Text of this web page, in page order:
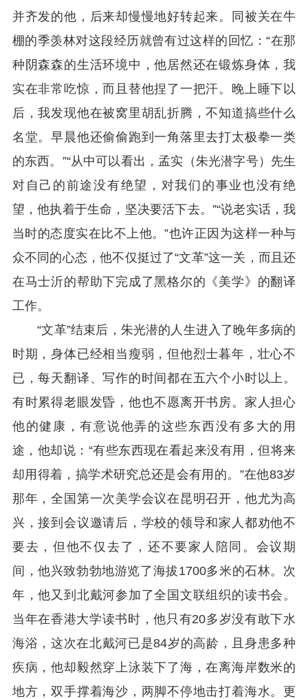
并齐发的他，后来却慢慢地好转起来。同被关在牛
棚的季羡林对这段经历就曾有过这样的回忆：“在那
种阴森森的生活环境中，他居然还在锻炼身体，我
实在非常吃惊，而且替他捏了一把汗。晚上睡下以
后，我发现他在被窝里胡乱折腾，不知道搞些什么
名堂。早晨他还偷偷跑到一角落里去打太极拳一类
的东西。”“从中可以看出，孟实（朱光潜字号）先生
对自己的前途没有绝望，对我们的事业也没有绝
望，他执着于生命，坚决要活下去。”“说老实话，我
当时的态度实在比不上他。”也许正因为这样一种与
众不同的心态，他不仅挺过了“文革”这一关，而且还
在马士沂的帮助下完成了黑格尔的《美学》的翻译
工作。
“文革”结束后，朱光潜的人生进入了晚年多病的
时期，身体已经相当瘦弱，但他烈士暮年，壮心不
已，每天翻译、写作的时间都在五六个小时以上。
有时累得老眼发昏，他也不愿离开书房。家人担心
他的健康，有意说他弄的这些东西没有多大的用
途，他却说：“有些东西现在看起来没有用，但将来
却用得着，搞学术研究总还是会有用的。”在他83岁
那年，全国第一次美学会议在昆明召开，他尤为高
兴，接到会议邀请后，学校的领导和家人都劝他不
要去，但他不仅去了，还不要家人陪同。会议期
间，他兴致勃勃地游览了海拔1700多米的石林。次
年，他又到北戴河参加了全国文联组织的读书会。
当年在香港大学读书时，他只有20多岁没有敢下水
海浴，这次在北戴河已是84岁的高龄，且身患多种
疾病，他却毅然穿上泳装下了海，在离海岸数米的
地方，双手撑着海沙，两脚不停地击打着海水。更